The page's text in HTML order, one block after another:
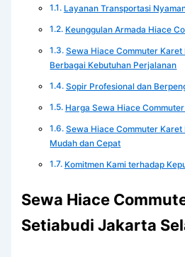
Layanan Transportasi
Keunggulan Armada Hiace
Sewa Hiace Commuter Karet
Berbagai Kebutuhan Perjalanan
Sopir Profesional dan
Harga Sewa Hiace
Sewa Hiace Commuter Karet
Mudah dan Cepat
Komitmen Kami terhadap
Sewa Hiace
Setiabudi Jakarta